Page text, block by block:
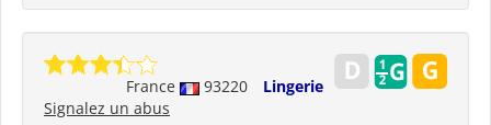
France 93220
Lingerie
Signalez un abus